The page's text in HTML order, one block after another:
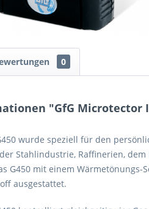
0
"GfG Microtector
wurde speziell für den
Stahlindustrie, Raffinerien,
G450 mit einem
ausgestattet.